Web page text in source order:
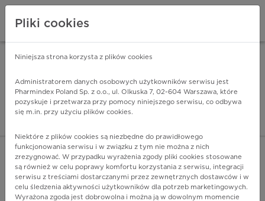
Pharmindex - lider
ZALOGUJ SIĘ
POKAŻ FILTRY
Pliki cookies
Niniejsza strona korzysta z plików cookies
Administratorem danych osobowych użytkowników serwisu jest
Pharmindex Poland Sp. z o.o., ul. Olkuska 7, 02-604 Warszawa, które
pozyskuje i przetwarza przy pomocy niniejszego serwisu, co odbywa
się m.in. przy użyciu plików cookies.
Niektóre z plików cookies są niezbędne do prawidłowego
funkcjonowania serwisu i w związku z tym nie można z nich
zrezygnować. W przypadku wyrażenia zgody pliki cookies stosowane
są również w celu poprawy komfortu korzystania z serwisu, integracji
serwisu z treściami dostarczanymi przez zewnętrznych dostawców i w
celu śledzenia aktywności użytkowników dla potrzeb marketingowych.
Wyrażona zgoda jest dobrowolna i można ją w dowolnym momencie
ZA DARMO - w Google Play INSTALUJ